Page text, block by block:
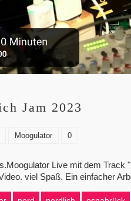
Jam 2023
Moogulator 0
Live mit dem Track
viel Spaß. Ein einfacher